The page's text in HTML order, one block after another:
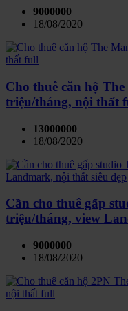
9000000
18/08/2020
Cho thuê căn hộ
triệu/tháng, nội thất
13000000
18/08/2020
Cần cho thuê gấp
triệu/tháng, view
9000000
18/08/2020